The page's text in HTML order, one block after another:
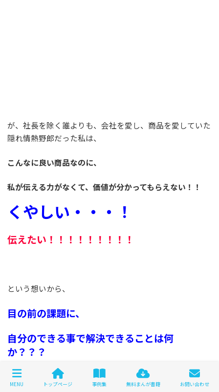
が、社長を除く誰よりも、会社を愛し、商品を愛していた
隠れ情熱野郎だった私は、
こんなに良い商品なのに、
私が伝える力がなくて、価値が分かってもらえない！！
くやしい・・・！
伝えたい！！！！！！！！！
という想いから、
目の前の課題に、
自分のできる事で解決できることは何
か？？？
という発想をし、、、
MENU トップページ 事例集 無料まんが書籍 お問い合わせ